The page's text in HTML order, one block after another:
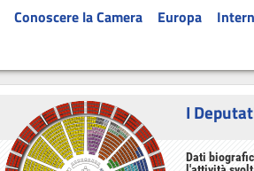
Conoscere la Camera Europa
I
Dati